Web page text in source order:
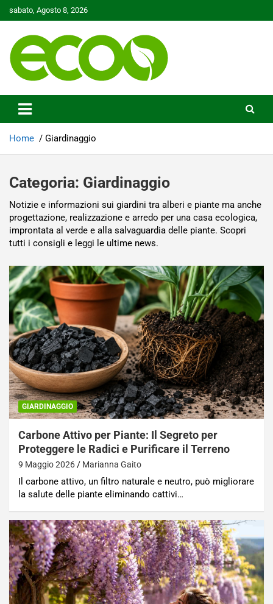
to
sabato, Agosto 8, 2026
Ecoo.it
Home Giardinaggio
Categoria: Giardinaggio
Notizie e informazioni sui giardini tra alberi e piante ma anche
progettazione, realizzazione e arredo per una casa ecologica,
improntata al verde e alla salvaguardia delle piante. Scopri
tutti i consigli e leggi le ultime news.
GIARDINAGGIO
Carbone Attivo per Piante: Il Segreto per
Proteggere le Radici e Purificare il Terreno
9 Maggio 2026 Marianna Gaito
Il carbone attivo, un filtro naturale e neutro, può migliorare
la salute delle piante eliminando cattivi…